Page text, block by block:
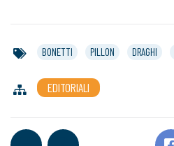
BONETTI PILLON DRAGHI
EDITORIALI